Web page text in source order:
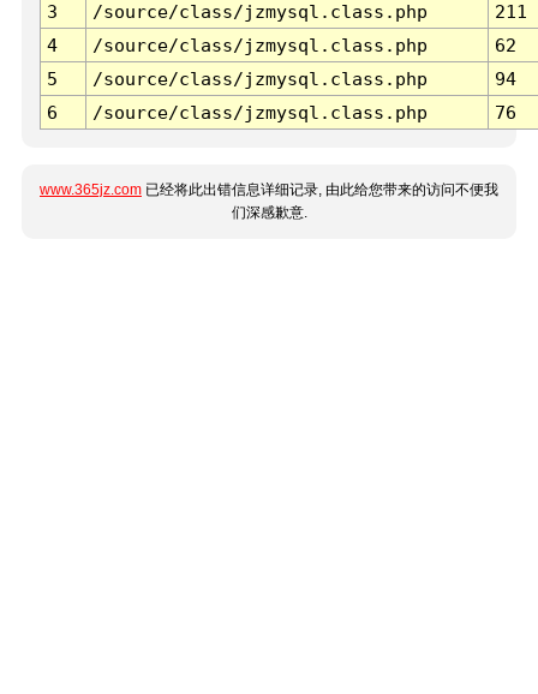
3 /source/class/jzmysql.class.php
211
4
/source/class/jzmysql.class.php
62
5
/source/class/jzmysql.class.php
94
6
/source/class/jzmysql.class.php 76
www.365jz.com 已经将此出错信息详细记录, 由此给您带来的访问不便我
们深感歉意.